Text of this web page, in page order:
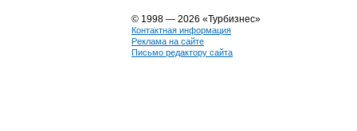
© 1998 — 2026 «Турбизнес»
Контактная информация
Реклама на сайте
Письмо редактору сайта